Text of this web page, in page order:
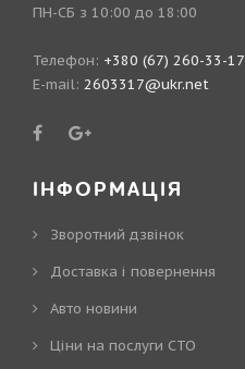
ПН-СБ з 10:00 до 18:00
Телефон: +380 (67) 260-33-17
E-mail: 2603317@ukr.net
ІНФОРМАЦІЯ
Зворотний дзвінок
Доставка і повернення
Авто новини
Ціни на послуги СТО